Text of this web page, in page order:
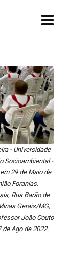
- Universidade
Socioambiental -
29 de Maio de
Foranias.
Rua Barão de
Gerais/MG,
João Couto
de Ago de 2022.